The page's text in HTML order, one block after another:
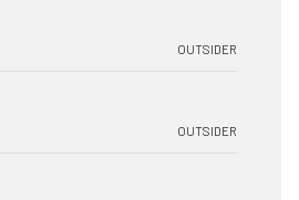
OUTSIDER
OUTSIDER